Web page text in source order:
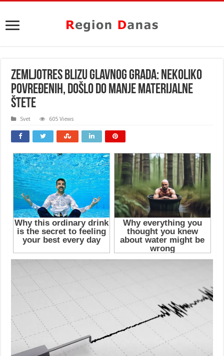
ZEMLJOTRES BLIZU GLAVNOG GRADA: Nekoliko
povređenih, došlo do manje materijalne
štete
Svet 605 Views